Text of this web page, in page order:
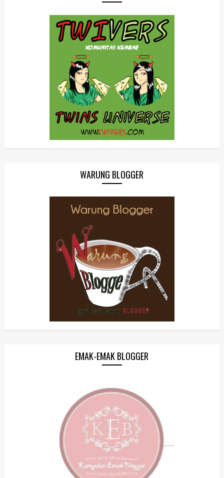
WARUNG BLOGGER
EMAK-EMAK BLOGGER